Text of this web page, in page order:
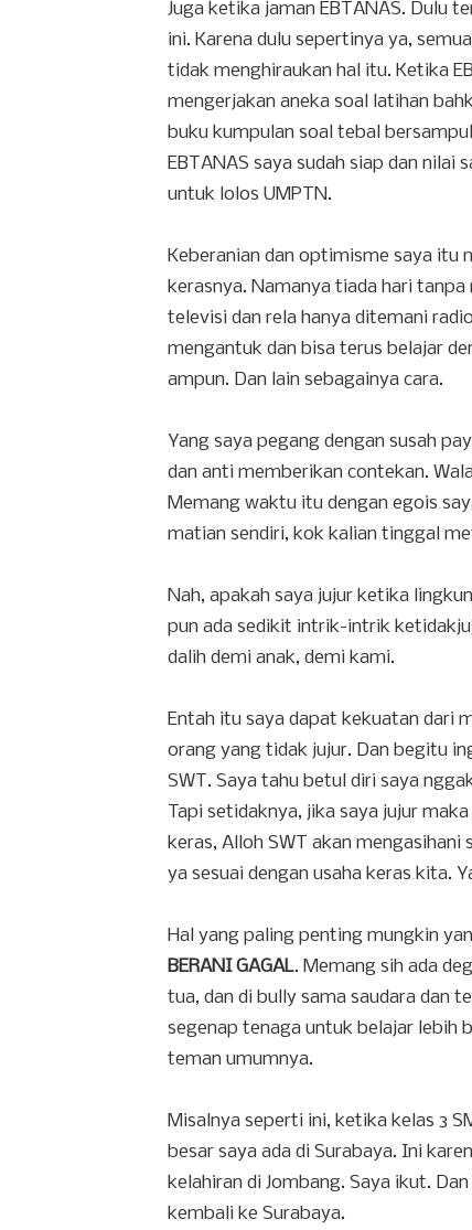
Juga ketika jaman EBTANAS. Dulu
ini. Karena dulu sepertinya ya,
tidak menghiraukan hal itu. Ketika
mengerjakan aneka soal latihan
buku kumpulan soal tebal
EBTANAS saya sudah siap dan
untuk lolos UMPTN.
Keberanian dan optimisme saya itu
kerasnya. Namanya tiada hari
televisi dan rela hanya ditemani
mengantuk dan bisa terus belajar
ampun. Dan lain sebagainya cara.
Yang saya pegang dengan susah
dan anti memberikan contekan.
Memang waktu itu dengan egois
matian sendiri, kok kalian tinggal
Nah, apakah saya jujur ketika
pun ada sedikit intrik-intrik
dalih demi anak, demi kami.
Entah itu saya dapat kekuatan dari
orang yang tidak jujur. Dan begitu
SWT. Saya tahu betul diri saya
Tapi setidaknya, jika saya jujur
keras, Alloh SWT akan
ya sesuai dengan usaha keras kita.
Hal yang paling penting mungkin
BERANI GAGAL. Memang sih ada
tua, dan di bully sama saudara dan
segenap tenaga untuk belajar lebih
teman umumnya.
Misalnya seperti ini, ketika kelas 3
besar saya ada di Surabaya. Ini
kelahiran di Jombang. Saya ikut.
kembali ke Surabaya.